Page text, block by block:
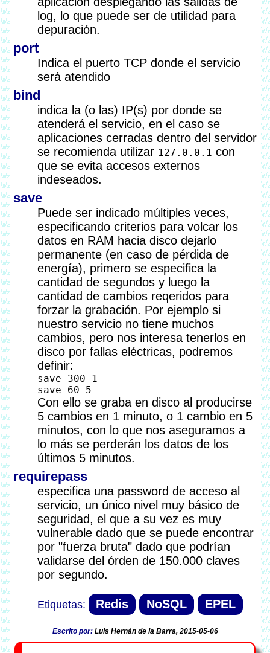
log, lo que puede ser de utilidad para
depuración.
port
Indica el puerto TCP donde el servicio
será atendido
bind
indica la (o las) IP(s) por donde se
atenderá el servicio, en el caso se
aplicaciones cerradas dentro del servidor
se recomienda utilizar 127.0.0.1 con
que se evita accesos externos
indeseados.
save
Puede ser indicado múltiples veces,
especificando criterios para volcar los
datos en RAM hacia disco dejarlo
permanente (en caso de pérdida de
energía), primero se especifica la
cantidad de segundos y luego la
cantidad de cambios reqeridos para
forzar la grabación. Por ejemplo si
nuestro servicio no tiene muchos
cambios, pero nos interesa tenerlos en
disco por fallas eléctricas, podremos
definir:
save 300 1
Con ello se graba en disco al producirse
5 cambios en 1 minuto, o 1 cambio en 5
minutos, con lo que nos aseguramos a
lo más se perderán los datos de los
últimos 5 minutos.
requirepass
especifica una password de acceso al
servicio, un único nivel muy básico de
seguridad, el que a su vez es muy
vulnerable dado que se puede encontrar
por "fuerza bruta" dado que podrían
validarse del órden de 150.000 claves
por segundo.
Redis NoSQL EPEL
Escrito por: Luis Hernán de la Barra, 2015-05-06